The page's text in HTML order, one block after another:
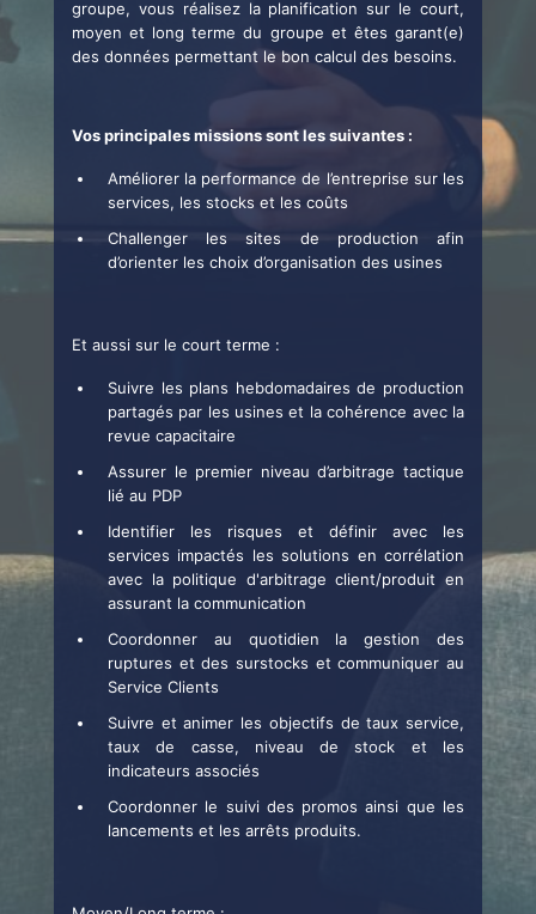
groupe, vous réalisez la planification sur le court,
moyen et long terme du groupe et êtes garant(e)
des données permettant le bon calcul des besoins.
Vos principales missions sont les suivantes :
Améliorer la performance de l’entreprise sur les
services, les stocks et les coûts
Challenger les sites de production afin
d’orienter les choix d’organisation des usines
Et aussi sur le court terme :
Suivre les plans hebdomadaires de production
partagés par les usines et la cohérence avec la
revue capacitaire
Assurer le premier niveau d’arbitrage tactique
lié au PDP
Identifier les risques et définir avec les
services impactés les solutions en corrélation
avec la politique d'arbitrage client/produit en
assurant la communication
Coordonner au quotidien la gestion des
ruptures et des surstocks et communiquer au
Service Clients
Suivre et animer les objectifs de taux service,
taux de casse, niveau de stock et les
indicateurs associés
Coordonner le suivi des promos ainsi que les
lancements et les arrêts produits.